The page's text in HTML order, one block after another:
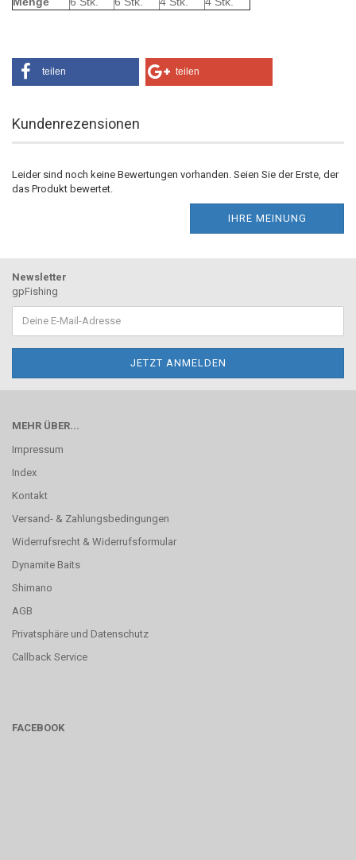
teilen teilen
Kundenrezensionen
Leider sind noch keine Bewertungen vorhanden. Seien Sie der Erste, der
das Produkt bewertet.
IHRE MEINUNG
Newsletter
gpFishing
MEHR ÜBER...
Impressum
Index
Kontakt
Versand- & Zahlungsbedingungen
Widerrufsrecht & Widerrufsformular
Dynamite Baits
Shimano
AGB
Privatsphäre und Datenschutz
Callback Service
FACEBOOK